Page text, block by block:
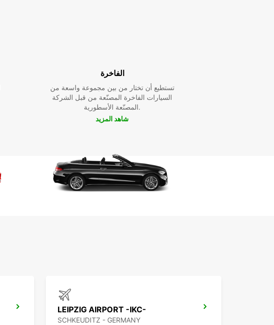
الفاخرة
تستطيع أن تختار من بين مجموعة واسعة من
السيارات الفاخرة المصنّعة من قبل الشركة
المصنّعة الأسطورية.
شاهد المزيد
LEIPZIG AIRPORT -IKC-
SCHKEUDITZ - GERMANY